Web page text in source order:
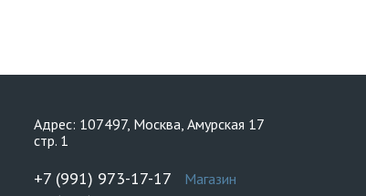
Адрес: 107497, Москва, Амурская 17
стр. 1
+7 (991) 973-17-17 Магазин